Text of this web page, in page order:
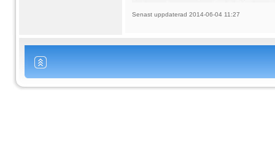
Senast uppdaterad 2014-06-04 11:27